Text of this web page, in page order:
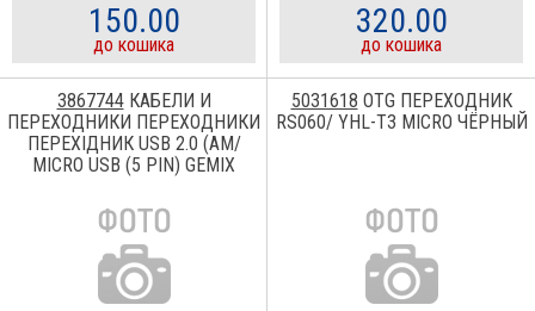
150.00
до кошика
320.00
до кошика
3867744КАБЕЛИ И
ПЕРЕХОДНИКИ ПЕРЕХОДНИКИ
ПЕРЕХІДНИК USB 2.0 (AM/
MICRO USB (5 PIN) GEMIX
5031618 OTG ПЕРЕХОДНИК
RS060/ YHL-T3 MICRO ЧЁРНЫЙ